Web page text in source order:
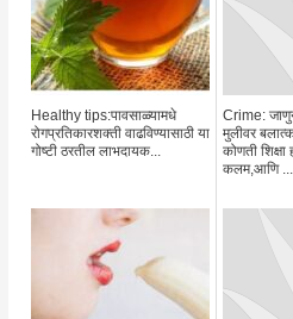
Healthy tips:पावसाळ्यामधे
रोगप्रतिकारशक्ती वाढविण्यासाठी या
गोष्टी ठरतील लाभदायक...
Crime:
मुलीवर
कोणती
कलम,आणि ...